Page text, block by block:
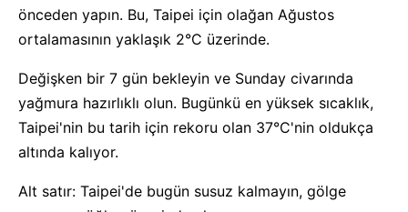
önceden yapın. Bu, Taipei için olağan Ağustos
ortalamasının yaklaşık 2°C üzerinde.
Değişken bir 7 gün bekleyin ve Sunday civarında
yağmura hazırlıklı olun. Bugünkü en yüksek sıcaklık,
Taipei'nin bu tarih için rekoru olan 37°C'nin oldukça
altında kalıyor.
Alt satır: Taipei'de bugün susuz kalmayın, gölge